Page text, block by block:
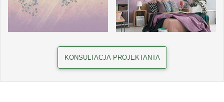
KONSULTACJA PROJEKTANTA